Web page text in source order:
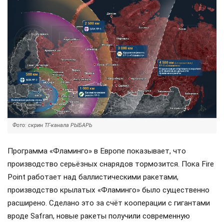
Фото: скрин ТГ-канала РЫБАРЬ
Программа «Фламинго» в Европе показывает, что
производство серьёзных снарядов тормозится. Пока Fire
Point работает над баллистическими ракетами,
производство крылатых «Фламинго» было существенно
расширено. Сделано это за счёт кооперации с гигантами
вроде Safran, новые ракеты получили современную